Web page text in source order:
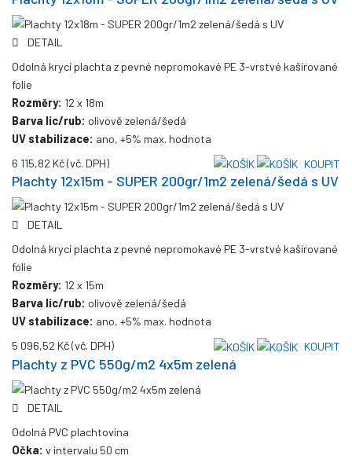
DETAIL
Odolná krycí plachta z pevné nepromokavé PE 3-vrstvé kašírované
folie
Rozměry: 12 x 18m
Barva líc/rub: olivově zelená/šedá
UV stabilizace: ano, +5% max. hodnota
6 115,82 Kč(vč. DPH) KOUPIT
Plachty 12x15m - SUPER 200gr/1m2 zelená/šedá s UV
DETAIL
Odolná krycí plachta z pevné nepromokavé PE 3-vrstvé kašírované
folie
Rozměry: 12 x 15m
Barva líc/rub: olivově zelená/šedá
UV stabilizace: ano, +5% max. hodnota
5 096,52 Kč(vč. DPH) KOUPIT
Plachty z PVC 550g/m2 4x5m zelená
DETAIL
Odolná PVC plachtovina
Očka: v intervalu 50 cm